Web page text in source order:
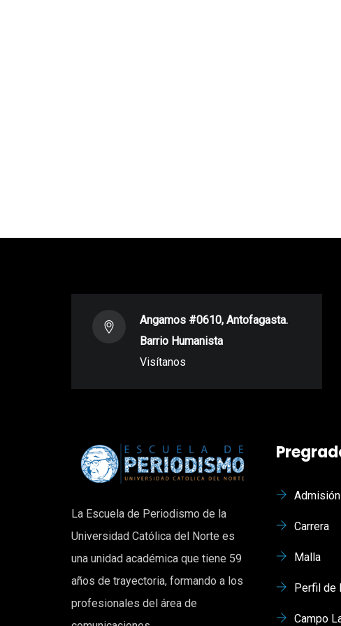
Angamos #0610, Antofagasta.
Barrio Humanista
Visítanos
La Escuela de Periodismo de la
Universidad Católica del Norte es
una unidad académica que tiene 59
años de trayectoria, formando a los
profesionales del área de
Admisión
Carrera
Malla
Perfil de
Campo